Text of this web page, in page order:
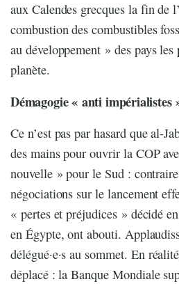
aux Calendes grecques la fin de
combustion des combustibles
au développement » des pays
planète.
Démagogie « anti impérialistes
Ce n’est pas par hasard que al-
des mains pour ouvrir la COP
nouvelle » pour le Sud :
négociations sur le lancement
« pertes et préjudices » décidé
en Égypte, ont abouti.
délégué·e·s au sommet. En
déplacé : la Banque Mondiale